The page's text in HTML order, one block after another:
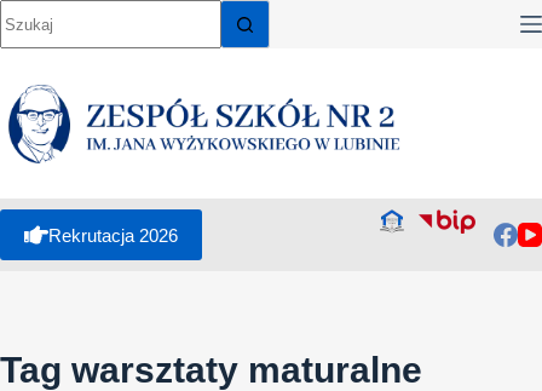
Przejdź
do
Rekrutacja 2026
Tag warsztaty maturalne